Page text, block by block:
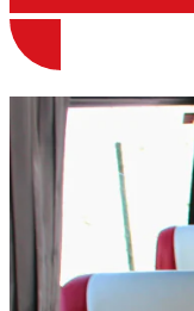
Notre